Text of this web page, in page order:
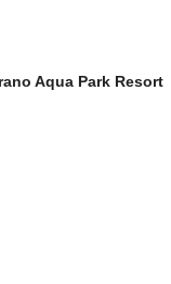
Aqua Park Resort